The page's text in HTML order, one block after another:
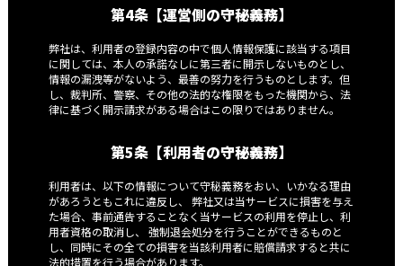
第4条【運営側の守秘義務】
弊社は、利用者の登録内容の中で個人情報保護に該当する項目
に関しては、本人の承諾なしに第三者に開示しないものとし、
情報の漏洩等がないよう、最善の努力を行うものとします。但
し、裁判所、警察、その他の法的な権限をもった機関から、法
律に基づく開示請求がある場合はこの限りではありません。
第5条【利用者の守秘義務】
利用者は、以下の情報について守秘義務をおい、いかなる理由
があろうともこれに違反し、 弊社又は当サービスに損害を与え
た場合、事前通告することなく当サービスの利用を停止し、利
用者資格の取消し、 強制退会処分を行うことができるものと
し、同時にその全ての損害を当該利用者に賠償請求すると共に
法的措置を行う場合があります。